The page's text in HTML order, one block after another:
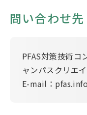
問い合わせ先
PFAS対策技術コ
ャンパスクリ
E-mail：